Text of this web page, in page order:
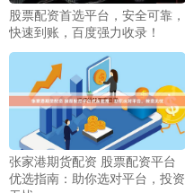
股票配资首选平台，安全可靠，
快速到账，百度强力收录！
张家港期货配资 股票配资平台
优选指南：助你选对平台，投资